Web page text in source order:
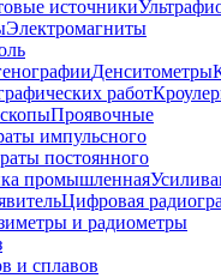
источники
Электромагниты
Денситометры
работ
Проявочные
импульсного
постоянного
промышленная
Цифровая
и радиометры
и сплавов